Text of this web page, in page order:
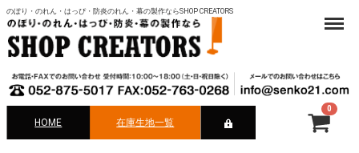
のぼり・のれん・はっぴ・防炎のれん・幕の製作ならSHOP CREATORS
HOME 在庫生地一覧
Menu
0